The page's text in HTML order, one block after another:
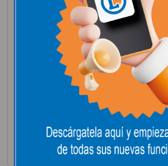
Woodsun
Abril 18, 2024
Productos para disfrutar de
actividad deportiva con todo lo
Leer más